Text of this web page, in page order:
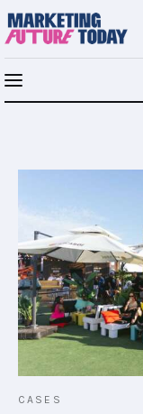
MFT+
FUTURE
CASES